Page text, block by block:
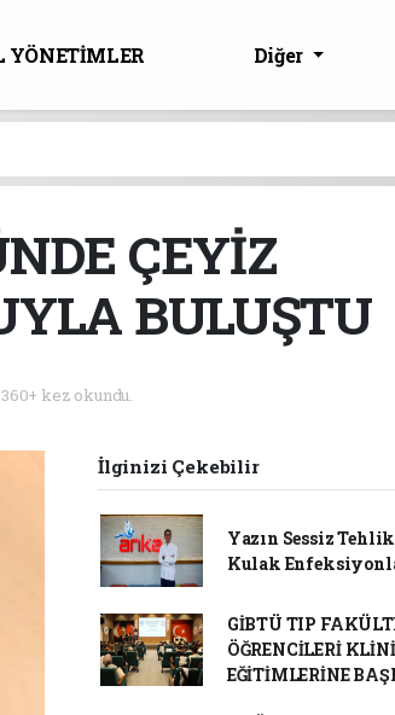
YÖNETİMLER
Diğer
ÇEYİZ
BULUŞTU
kez okundu.
İlginizi Çekebilir
Yazın Sessiz
Kulak
GİBTÜ TIP
ÖĞRENCİLERİ
EĞİTİMLERİNE